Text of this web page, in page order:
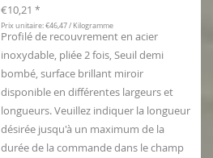
€10,21 *
Prix unitaire: €46,47 / Kilogramme
Profilé de recouvrement en acier
inoxydable, pliée 2 fois, Seuil demi
bombé, surface brillant miroir
disponible en différentes largeurs et
longueurs. Veuillez indiquer la longueur
désirée jusqu'à un maximum de la
durée de la commande dans le champ